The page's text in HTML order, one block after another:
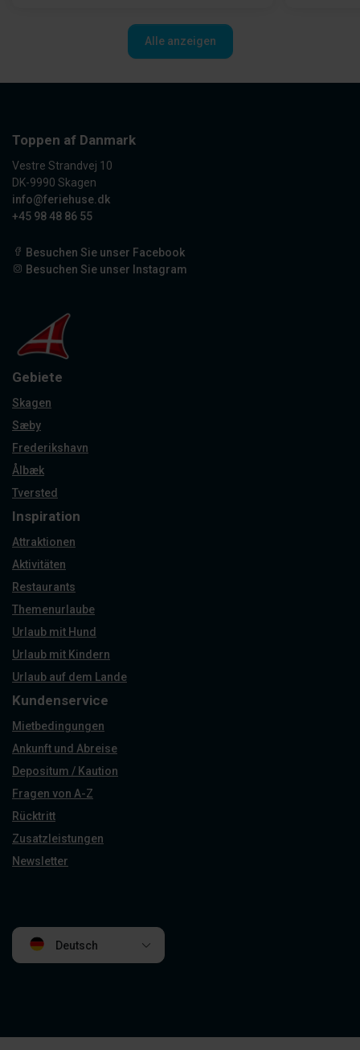
Alle anzeigen
Toppen af Danmark
Vestre Strandvej 10
DK-9990 Skagen
info@feriehuse.dk
+45 98 48 86 55
Besuchen Sie unser Facebook
Besuchen Sie unser Instagram
Gebiete
Skagen
Sæby
Frederikshavn
Ålbæk
Tversted
Inspiration
Attraktionen
Aktivitäten
Restaurants
Themenurlaube
Urlaub mit Hund
Urlaub mit Kindern
Urlaub auf dem Lande
Kundenservice
Mietbedingungen
Ankunft und Abreise
Depositum / Kaution
Fragen von A-Z
Rücktritt
Zusatzleistungen
Newsletter
Deutsch